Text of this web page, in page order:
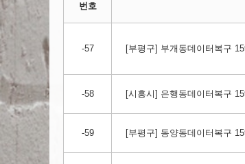
번호
-57 [부평구] 부개동데이터복구
-58 [시흥시] 은행동데이터복구
-59 [부평구] 동양동데이터복구